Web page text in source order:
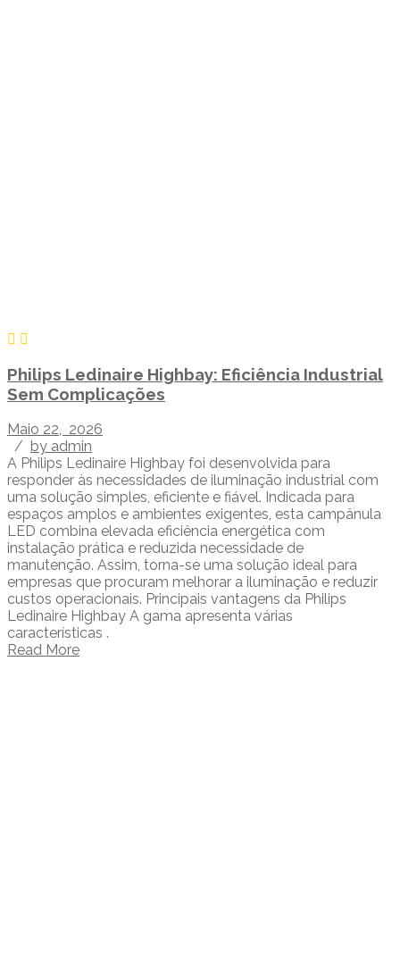
Philips Ledinaire Highbay: Eficiência Industrial
Sem Complicações
Maio 22, 2026
/ by admin
A Philips Ledinaire Highbay foi desenvolvida para
responder às necessidades de iluminação industrial com
uma solução simples, eficiente e fiável. Indicada para
espaços amplos e ambientes exigentes, esta campânula
LED combina elevada eficiência energética com
instalação prática e reduzida necessidade de
manutenção. Assim, torna-se uma solução ideal para
empresas que procuram melhorar a iluminação e reduzir
custos operacionais. Principais vantagens da Philips
Ledinaire Highbay A gama apresenta várias
características .
Read More